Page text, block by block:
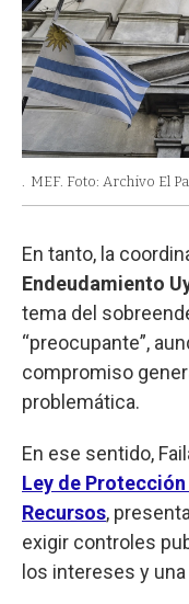
. MEF. Foto: Archivo El
En tanto, la
Endeudamiento
tema del
“preocupante”,
compromiso
problemática.
En ese sentido,
Ley de
Recursos,
exigir controles
los intereses y